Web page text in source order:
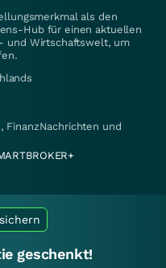
als den
Hub für einen aktuellen
und Wirtschaftswelt, um
FinanzNachrichten und
geschenkt!